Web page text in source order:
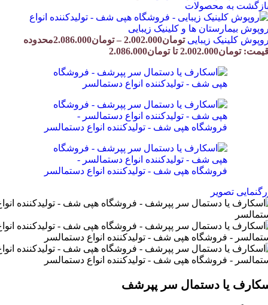
به محصولات
کلینیک زیباییتومان2.002.000
– تومان2.086.000محدوده
تومان2.002.000 تا تومان2.086.000
تصویر
یا دستمال سر پپرشف